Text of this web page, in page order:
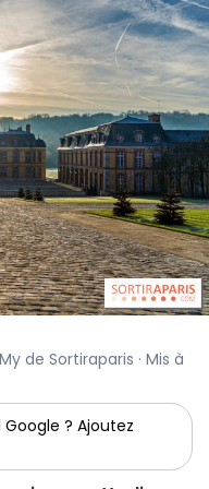
de Sortiraparis · Mis à
? Ajoutez